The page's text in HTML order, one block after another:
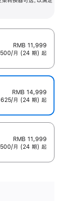
RMB 11,999
月 (24 期) 起
RMB 14,999
625/月 (24 期) 起
RMB 11,999
月 (24 期) 起